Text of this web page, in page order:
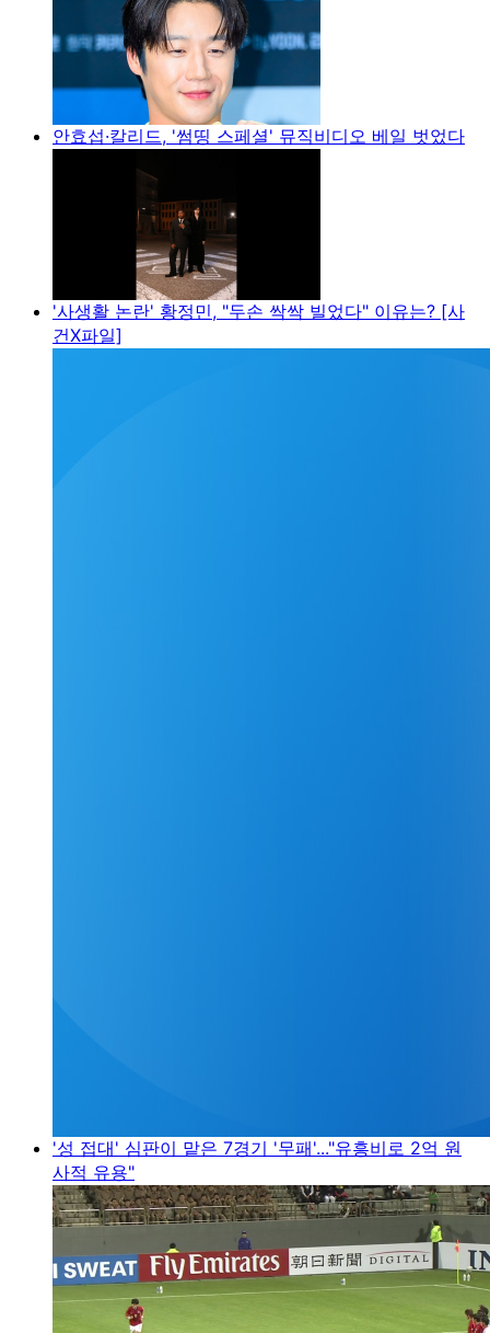
안효섭·칼리드, '썸띵 스페셜' 뮤직비디오 베일 벗었다
'사생활 논란' 황정민, "두손 싹싹 빌었다" 이유는? [사
건X파일]
'성 접대' 심판이 맡은 7경기 '무패'..."유흥비로 2억 원
사적 유용"